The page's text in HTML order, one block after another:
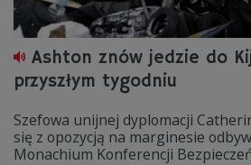
Ashton znów jedzie do
przyszłym tygodniu
Szefowa unijnej dyplomacji
się z opozycją na marginesie
Monachium Konferencji